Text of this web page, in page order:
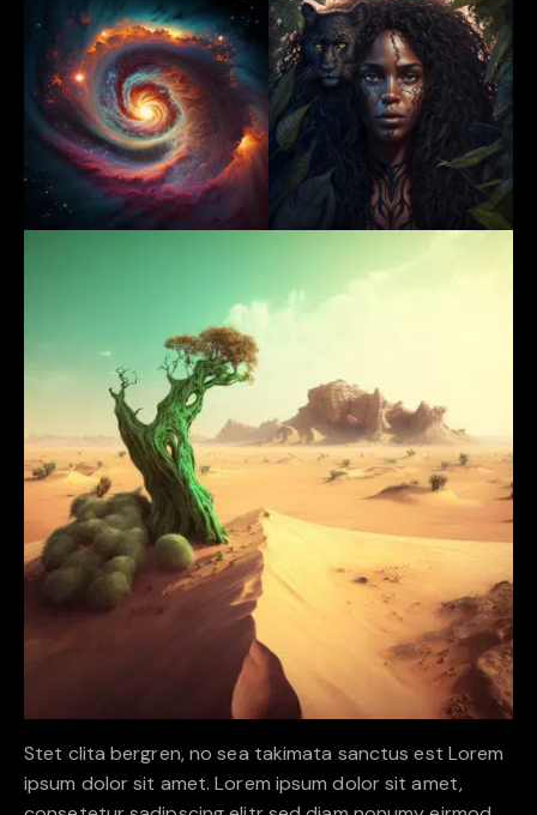
Stet clita bergren, no sea takimata sanctus est Lorem
ipsum dolor sit amet. Lorem ipsum dolor sit amet,